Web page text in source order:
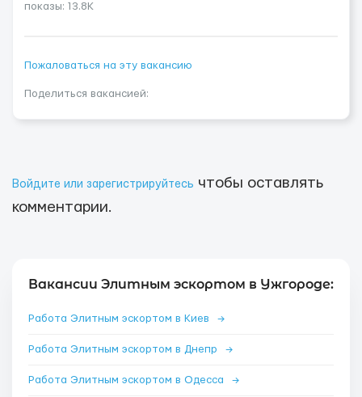
показы: 13.8K
Пожаловаться на эту вакансию
Поделиться вакансией:
Войдите или зарегистрируйтесь чтобы оставлять
комментарии.
Вакансии Элитным эскортом в Ужгороде:
Работа Элитным эскортом в Киев →
Работа Элитным эскортом в Днепр →
Работа Элитным эскортом в Одесса →